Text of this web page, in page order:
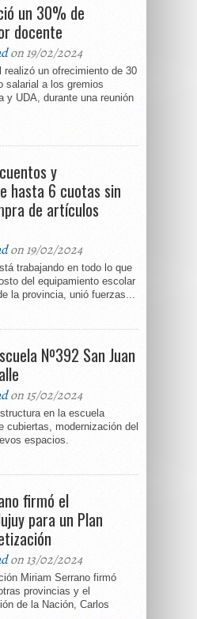
un 30% de
docente
on 19/02/2024
realizó un ofrecimiento de 30
salarial a los gremios
y UDA, durante una reunión
y
hasta 6 cuotas sin
de artículos
on 19/02/2024
trabajando en todo lo que
del equipamiento escolar
la provincia, unió fuerzas...
Nº392 San Juan
on 15/02/2024
en la escuela
cubiertas, modernización del
espacios.
firmó el
para un Plan
on 13/02/2024
Miriam Serrano firmó
provincias y el
de la Nación, Carlos